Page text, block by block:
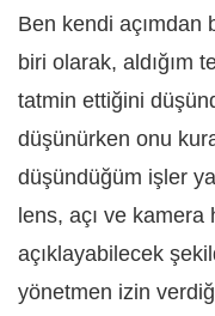
Ben kendi açımdan
biri olarak, aldığım
tatmin ettiğini
düşünürken onu
düşündüğüm işler
lens, açı ve kamera
açıklayabilecek
yönetmen izin